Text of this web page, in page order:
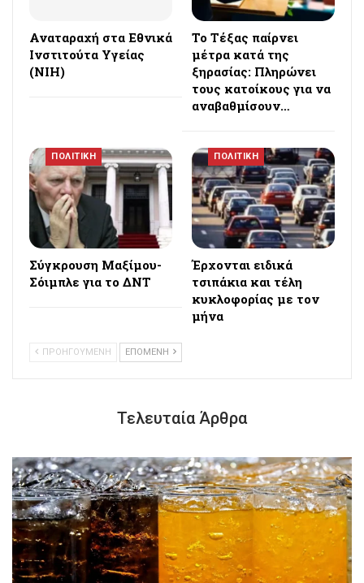
Αναταραχή στα Εθνικά
Ινστιτούτα Υγείας
(NIH)
Το Τέξας παίρνει
μέτρα κατά της
ξηρασίας: Πληρώνει
τους κατοίκους για να
αναβαθμίσουν…
ΠΟΛΙΤΙΚΗ
Σύγκρουση Μαξίμου-
Σόιμπλε για το ΔΝΤ
ΠΟΛΙΤΙΚΗ
Έρχονται ειδικά
τσιπάκια και τέλη
κυκλοφορίας με τον
μήνα
ΠΡΟΗΓΟΥΜΕΝΗ ΕΠΟΜΕΝΗ
Τελευταία Άρθρα